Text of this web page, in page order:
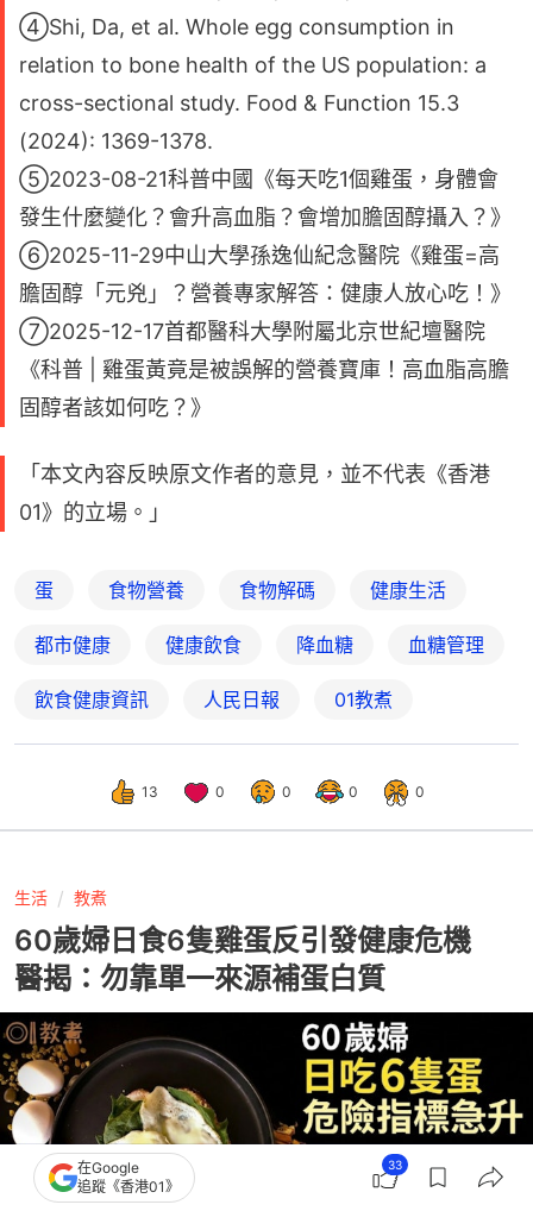
④Shi, Da, et al. Whole egg consumption in
relation to bone health of the US population: a
cross-sectional study. Food & Function 15.3
(2024): 1369-1378.
⑤2023-08-21科普中國《每天吃1個雞蛋，身體會
發生什麼變化？會升高血脂？會增加膽固醇攝入？》
⑥2025-11-29中山大學孫逸仙紀念醫院《雞蛋=高
膽固醇「元兇」？營養專家解答：健康人放心吃！》
⑦2025-12-17首都醫科大學附屬北京世紀壇醫院
《科普 | 雞蛋黃竟是被誤解的營養寶庫！高血脂高膽
固醇者該如何吃？》
「本文內容反映原文作者的意見，並不代表《香港
01》的立場。」
蛋 食物營養 食物解碼 健康生活
都市健康 健康飲食 降血糖 血糖管理
飲食健康資訊 人民日報 01教煮
13 0 0 0 0
生活 教煮
60歲婦日食6隻雞蛋反引發健康危機
醫揭：勿靠單一來源補蛋白質
在Google
追蹤《香港01》
33